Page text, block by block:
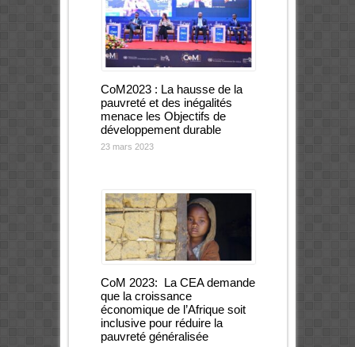
CoM2023 : La hausse de la
pauvreté et des inégalités
menace les Objectifs de
développement durable
23 mars 2023
CoM 2023: La CEA demande
que la croissance
économique de l’Afrique soit
inclusive pour réduire la
pauvreté généralisée